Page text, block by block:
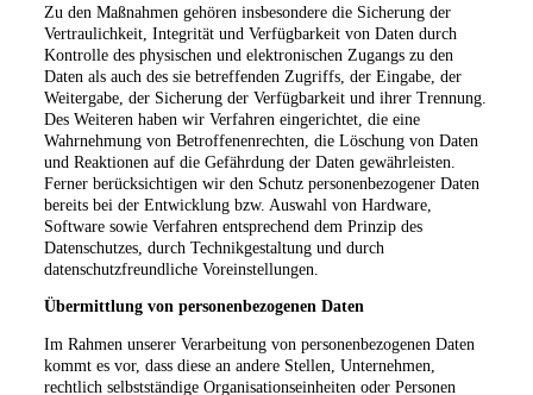
Zu den Maßnahmen gehören insbesondere die Sicherung der
Vertraulichkeit, Integrität und Verfügbarkeit von Daten durch
Kontrolle des physischen und elektronischen Zugangs zu den
Daten als auch des sie betreffenden Zugriffs, der Eingabe, der
Weitergabe, der Sicherung der Verfügbarkeit und ihrer Trennung.
Des Weiteren haben wir Verfahren eingerichtet, die eine
Wahrnehmung von Betroffenenrechten, die Löschung von Daten
und Reaktionen auf die Gefährdung der Daten gewährleisten.
Ferner berücksichtigen wir den Schutz personenbezogener Daten
bereits bei der Entwicklung bzw. Auswahl von Hardware,
Software sowie Verfahren entsprechend dem Prinzip des
Datenschutzes, durch Technikgestaltung und durch
datenschutzfreundliche Voreinstellungen.
Übermittlung von personenbezogenen Daten
Im Rahmen unserer Verarbeitung von personenbezogenen Daten
kommt es vor, dass diese an andere Stellen, Unternehmen,
rechtlich selbstständige Organisationseinheiten oder Personen